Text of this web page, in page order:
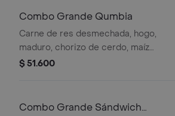
Combo Grande Qumbia
Carne de res desmechada, hogo,
maduro, chorizo de cerdo, maíz
tierno, salsa Qbano, papas y bebida.
$ 51.600
Combo Grande Sándwich